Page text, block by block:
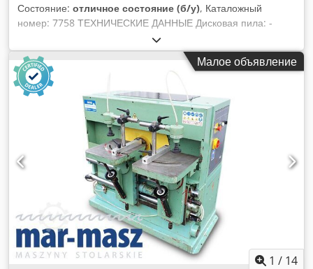
Состояние: отличное состояние (б/у), Каталожный
номер: 7758 ТЕХНИЧЕСКИЕ ДАННЫЕ Дисковая пила: -
максимальный диаметр диска: 350 мм - шпиндель: 30 мм -
фиксируемый шпиндель - регулировка диска вперед/назад,
вверх/вниз, по углу - кожух на диск Dksdpfx Ahozr U H Tjlor
- двигатель: 1,1 кВт - диаметр патрубка вытяжки: 80 мм
Фрезерный станок: - шпиндель для шипования: - диаметр
шпинделя: 40 мм - рабочая высота шпинделя: 150 мм -
фиксируемый шпиндель - макс. диаметр фрезы: 350 мм - 2
скорости вращения: 3000, 4500 об/мин - двигатель прибл.
5,5 кВт - тормоз - боковая тележка – ручная подача -
размеры тележки Д/Ш: 1180x600 мм - угловой упор -
пневматический прижим - диаметр патрубков вытяжки: 125
мм - размеры Д/Ш/В: 1750/2600 (в транспортном
положении 1200)/1400 мм - вес: 715 кг ПРЕИМУЩЕСТВА: –
произведено в Германии – очень хорошее состояние – б/у
шипорезный станок Цена нетто: 13.900 PLN Цена нетто:
3.300 EUR по курсу 4,2 EUR (Цены могут меняться при
Малое объявление
1 / 14